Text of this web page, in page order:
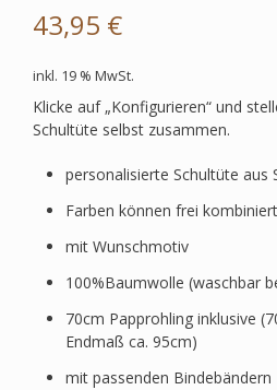
43,95 €
inkl. 19 % MwSt.
Klicke auf „Konfigurieren“ und
Schultüte selbst zusammen.
personalisierte Schultüte aus
Farben können frei
mit Wunschmotiv
100%Baumwolle (waschbar
70cm Papprohling inklusive
Endmaß ca. 95cm)
mit passenden Bindebändern